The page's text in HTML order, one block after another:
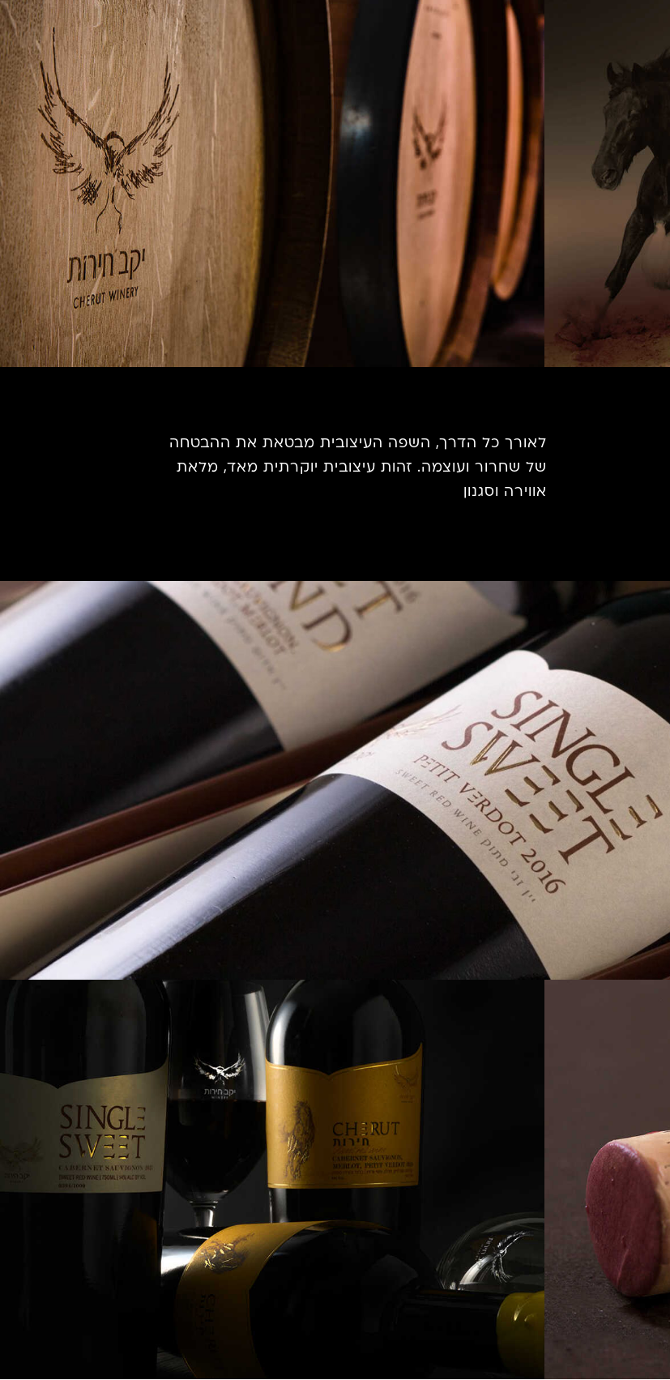
לאורך כל הדרך, השפה העיצובית מבטאת את ההבטחה
של שחרור ועוצמה. זהות עיצובית יוקרתית מאד, מלאת
אווירה וסגנון